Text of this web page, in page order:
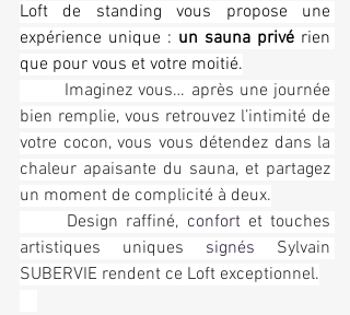
Loft de standing vous propose une
expérience unique : un sauna privé rien
que pour vous et votre moitié.
bien remplie, vous retrouvez l’intimité de
votre cocon, vous vous détendez dans la
chaleur apaisante du sauna, et partagez
un moment de complicité à deux.
	Design raffiné,
confort et touches
artistiques uniques signés Sylvain
SUBERVIE rendent ce Loft exceptionnel.